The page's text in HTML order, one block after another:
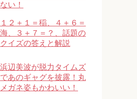
ない！
１２＋１＝稲、４＋６＝
海、３＋７＝？、話題の
クイズの答えと解説
浜辺美波が脱力タイムズ
であのギャグを披露！丸
メガネ姿もかわいい！